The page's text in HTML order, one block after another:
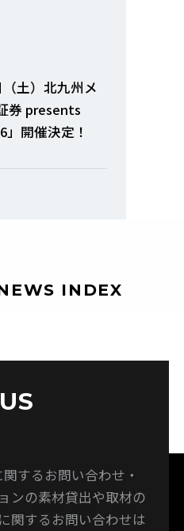
土）北九州メ
券 presents
」開催決定！
INDEX
するお問い合わせ・
ンの素材貸出や取材の
関するお問い合わせは